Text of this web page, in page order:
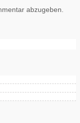
abzugeben.